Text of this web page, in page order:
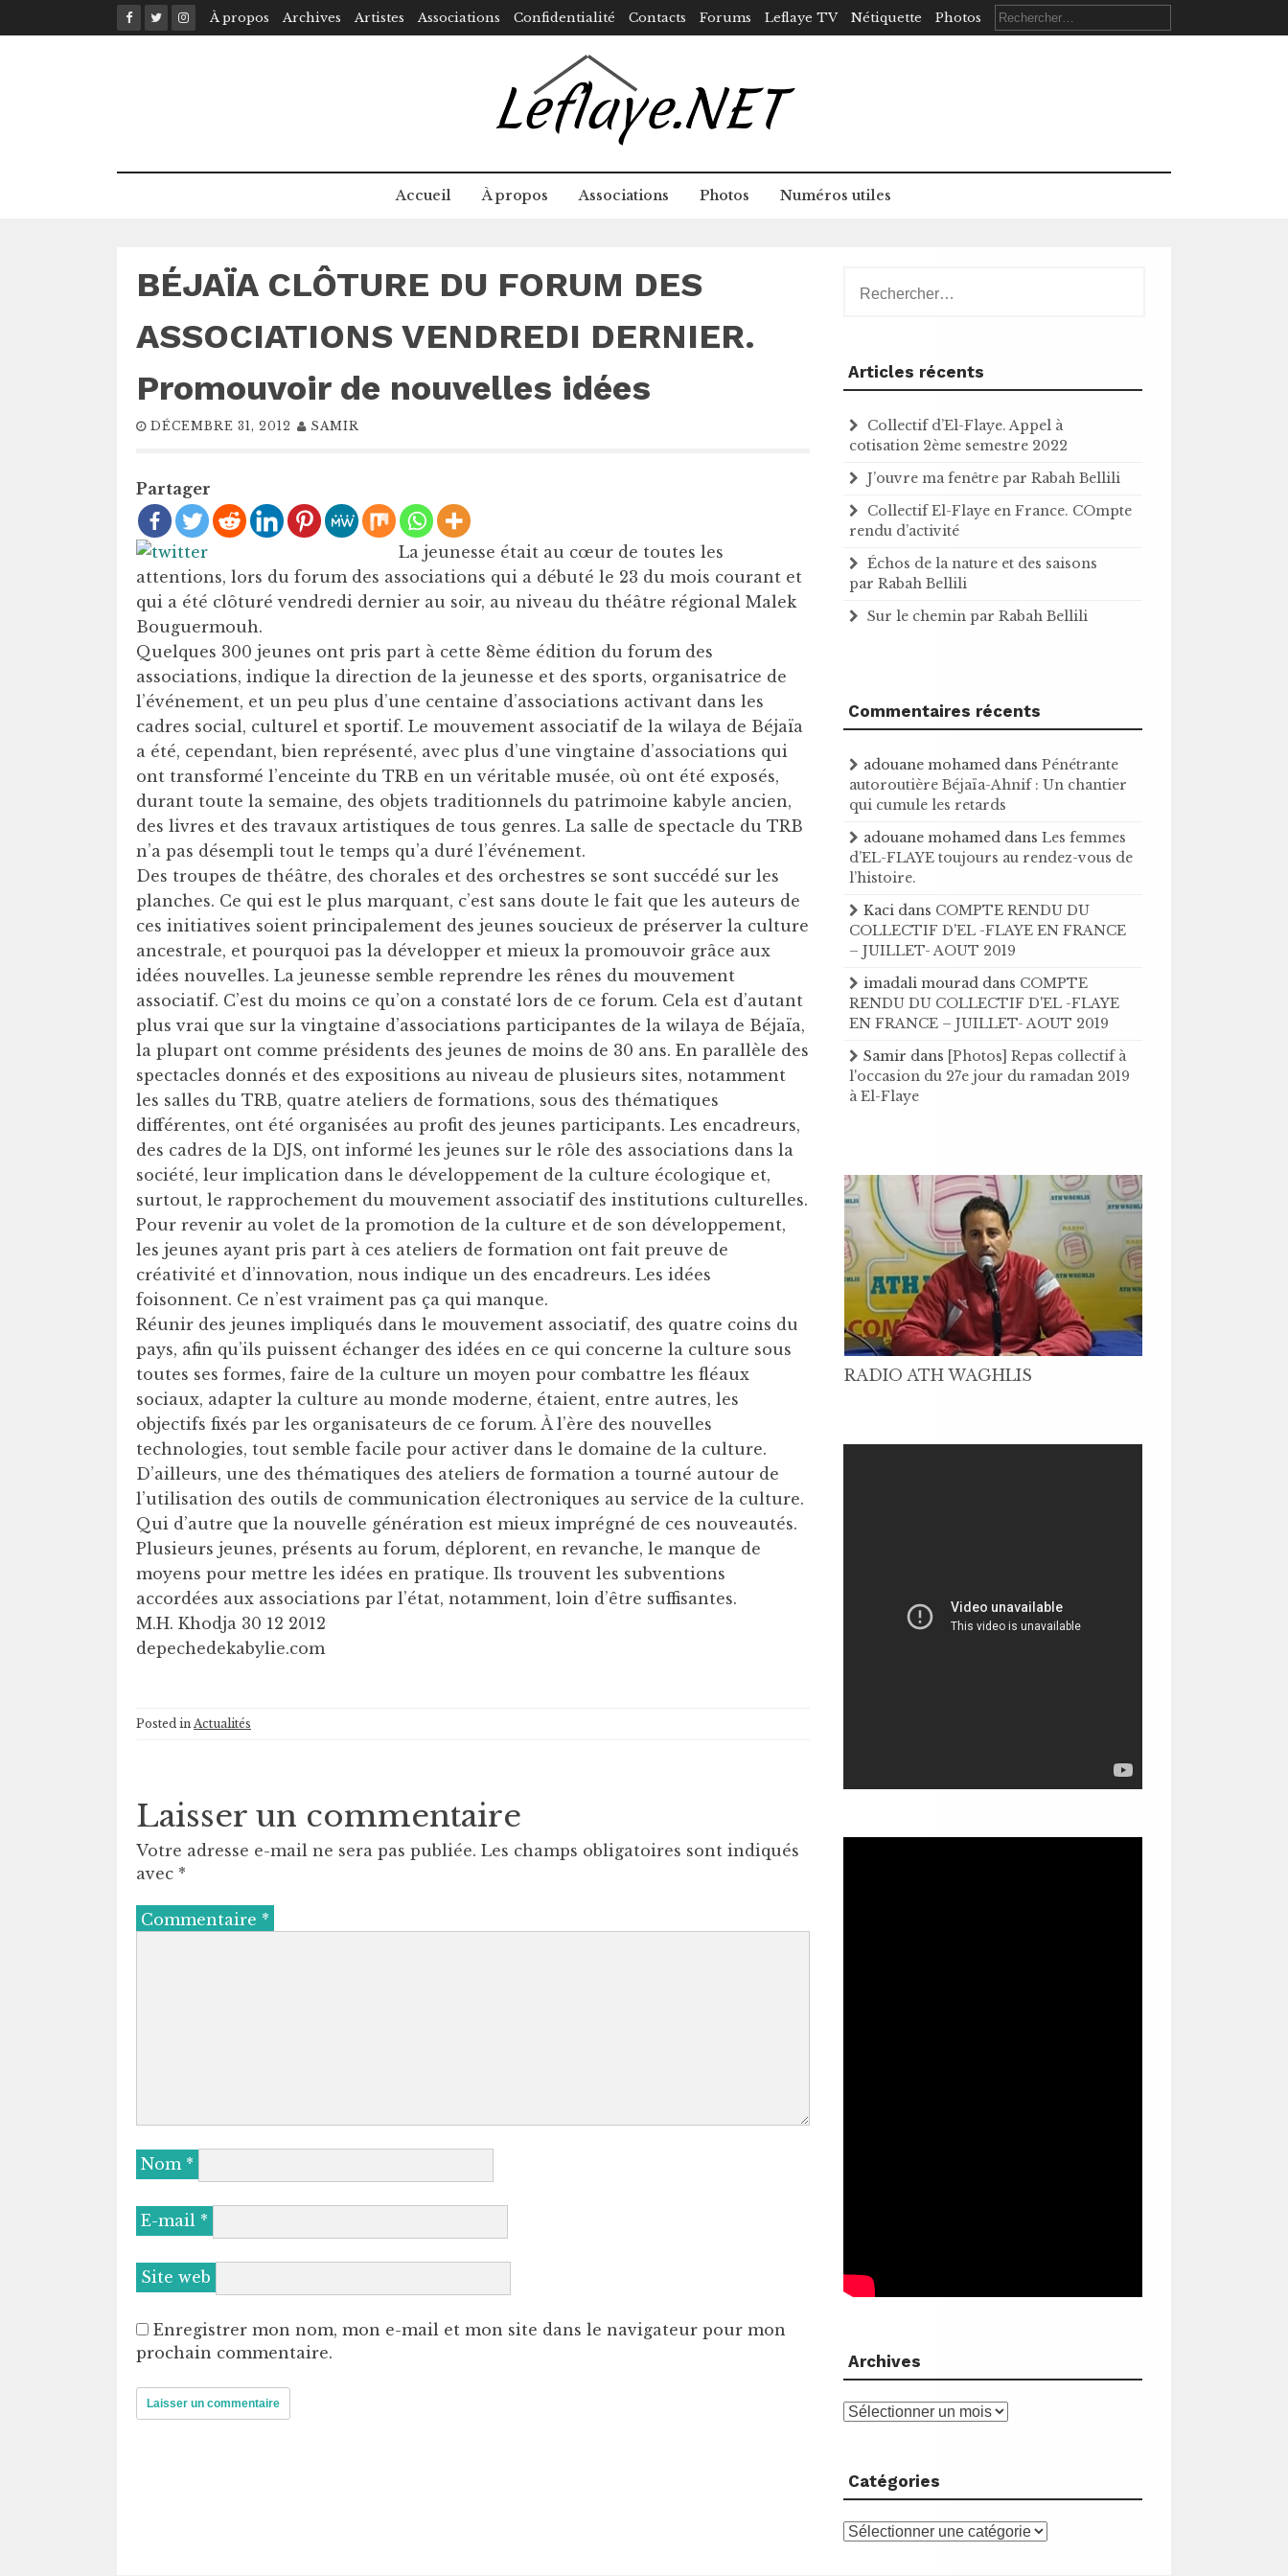
to
À propos Archives Artistes Associations Confidentialité Contacts Forums Leflaye TV Nétiquette Photos Rechercher :
Accueil À propos Associations Photos Numéros utiles
BÉJAÏA CLÔTURE DU FORUM DES
ASSOCIATIONS VENDREDI DERNIER.
Promouvoir de nouvelles idées
DÉCEMBRE 31, 2012 SAMIR
Partager
La jeunesse était au cœur de toutes les
attentions, lors du forum des associations qui a débuté le 23 du mois courant et
qui a été clôturé vendredi dernier au soir, au niveau du théâtre régional Malek
Bouguermouh.
Quelques 300 jeunes ont pris part à cette 8ème édition du forum des
associations, indique la direction de la jeunesse et des sports, organisatrice de
l’événement, et un peu plus d’une centaine d’associations activant dans les
cadres social, culturel et sportif. Le mouvement associatif de la wilaya de Béjaïa
a été, cependant, bien représenté, avec plus d’une vingtaine d’associations qui
ont transformé l’enceinte du TRB en un véritable musée, où ont été exposés,
durant toute la semaine, des objets traditionnels du patrimoine kabyle ancien,
des livres et des travaux artistiques de tous genres. La salle de spectacle du TRB
n’a pas désempli tout le temps qu’a duré l’événement.
Des troupes de théâtre, des chorales et des orchestres se sont succédé sur les
planches. Ce qui est le plus marquant, c’est sans doute le fait que les auteurs de
ces initiatives soient principalement des jeunes soucieux de préserver la culture
ancestrale, et pourquoi pas la développer et mieux la promouvoir grâce aux
idées nouvelles. La jeunesse semble reprendre les rênes du mouvement
associatif. C’est du moins ce qu’on a constaté lors de ce forum. Cela est d’autant
plus vrai que sur la vingtaine d’associations participantes de la wilaya de Béjaïa,
la plupart ont comme présidents des jeunes de moins de 30 ans. En parallèle des
spectacles donnés et des expositions au niveau de plusieurs sites, notamment
les salles du TRB, quatre ateliers de formations, sous des thématiques
différentes, ont été organisées au profit des jeunes participants. Les encadreurs,
des cadres de la DJS, ont informé les jeunes sur le rôle des associations dans la
société, leur implication dans le développement de la culture écologique et,
surtout, le rapprochement du mouvement associatif des institutions culturelles.
Pour revenir au volet de la promotion de la culture et de son développement,
les jeunes ayant pris part à ces ateliers de formation ont fait preuve de
créativité et d’innovation, nous indique un des encadreurs. Les idées
foisonnent. Ce n’est vraiment pas ça qui manque.
Réunir des jeunes impliqués dans le mouvement associatif, des quatre coins du
pays, afin qu’ils puissent échanger des idées en ce qui concerne la culture sous
toutes ses formes, faire de la culture un moyen pour combattre les fléaux
sociaux, adapter la culture au monde moderne, étaient, entre autres, les
objectifs fixés par les organisateurs de ce forum. À l’ère des nouvelles
technologies, tout semble facile pour activer dans le domaine de la culture.
D’ailleurs, une des thématiques des ateliers de formation a tourné autour de
l’utilisation des outils de communication électroniques au service de la culture.
Qui d’autre que la nouvelle génération est mieux imprégné de ces nouveautés.
Plusieurs jeunes, présents au forum, déplorent, en revanche, le manque de
moyens pour mettre les idées en pratique. Ils trouvent les subventions
accordées aux associations par l’état, notamment, loin d’être suffisantes.
M.H. Khodja 30 12 2012
depechedekabylie.com
Posted in Actualités
Laisser un commentaire
Votre adresse e-mail ne sera pas publiée. Les champs obligatoires sont indiqués
avec *
Commentaire *
Nom *
E-mail *
Site web
Enregistrer mon nom, mon e-mail et mon site dans le navigateur pour mon
prochain commentaire.
Articles récents
Collectif d’El-Flaye. Appel à
cotisation 2ème semestre 2022
J’ouvre ma fenêtre par Rabah Bellili
Collectif El-Flaye en France. COmpte
rendu d’activité
Échos de la nature et des saisons
par Rabah Bellili
Sur le chemin par Rabah Bellili
Commentaires récents
adouane mohamed dansPénétrante
autoroutière Béjaïa-Ahnif : Un chantier
qui cumule les retards
adouane mohamed dansLes femmes
d’EL-FLAYE toujours au rendez-vous de
l’histoire .
Kaci dans COMPTE RENDU DU
COLLECTIF D'EL -FLAYE EN FRANCE
– JUILLET- AOUT 2019
imadali mourad dans COMPTE
RENDU DU COLLECTIF D'EL -FLAYE
EN FRANCE – JUILLET- AOUT 2019
Samir dans [Photos] Repas collectif à
l'occasion du 27e jour du ramadan 2019
à El-Flaye
RADIO ATH WAGHLIS
Archives
Archives
Catégories
Catégories